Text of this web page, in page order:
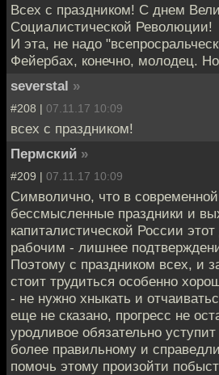
Всех с праздником! С днем
Социалистической Революции!
И эта, не надо
Фейербах, конечно, молодец.
severstal »
#208 | 07.11.17 10:09
всех с праздником!
Пермский »
#209 | 07.11.17 10:09
Символично, что в
бессмысленные праздники и
капиталистической России
рабочим - лишнее
Поэтому с праздником всех, и
стоит трудиться особенно
- не нужно хныкать и
еще не сказано, прогресс не
уродливое обязательно
более правильному и
помочь этому произойти